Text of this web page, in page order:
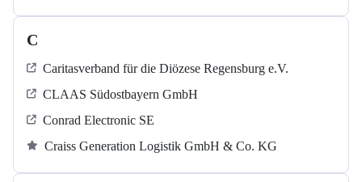
C
Caritasverband für die Diözese Regensburg e.V.
CLAAS Südostbayern GmbH
Conrad Electronic SE
Craiss Generation Logistik GmbH & Co. KG